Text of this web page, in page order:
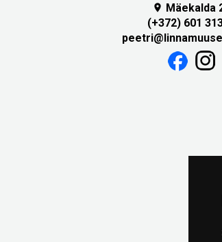
 Mäekalda
(+372) 601